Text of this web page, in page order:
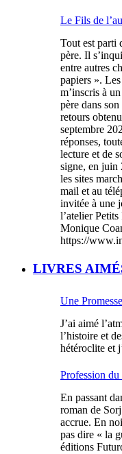
Le Fils de
Tout est parti
père. Il
entre autres
papiers ».
m’inscris à
père dans
retours
septembre
réponses,
lecture et de
signe, en juin
les sites
mail et au
invitée à une
l’atelier
Monique
https://
LIVRES
Une
J’ai aimé
l’histoire et
hétéroclite et
Profession
En passant
roman de
accrue. En
pas dire « la
éditions